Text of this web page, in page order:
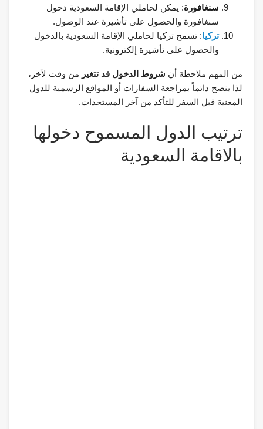
سنغافورة: يمكن لحاملي الإقامة السعودية دخول
سنغافورة والحصول على تأشيرة عند الوصول.
تركيا: تسمح تركيا لحاملي الإقامة السعودية بالدخول
والحصول على تأشيرة إلكترونية.
من المهم ملاحظة أن شروط الدخول قد تتغير من وقت لآخر،
لذا ينصح دائماً بمراجعة السفارات أو المواقع الرسمية للدول
المعنية قبل السفر للتأكد من آخر المستجدات.
ترتيب الدول المسموح دخولها
بالاقامة السعودية